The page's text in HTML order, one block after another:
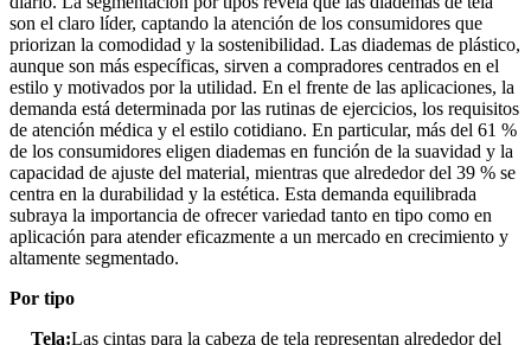
son el claro líder, captando la atención de los consumidores que
priorizan la comodidad y la sostenibilidad. Las diademas de plástico,
aunque son más específicas, sirven a compradores centrados en el
estilo y motivados por la utilidad. En el frente de las aplicaciones, la
demanda está determinada por las rutinas de ejercicios, los requisitos
de atención médica y el estilo cotidiano. En particular, más del 61 %
de los consumidores eligen diademas en función de la suavidad y la
capacidad de ajuste del material, mientras que alrededor del 39 % se
centra en la durabilidad y la estética. Esta demanda equilibrada
subraya la importancia de ofrecer variedad tanto en tipo como en
aplicación para atender eficazmente a un mercado en crecimiento y
altamente segmentado.
Por tipo
Tela:Las cintas para la cabeza de tela representan alrededor del